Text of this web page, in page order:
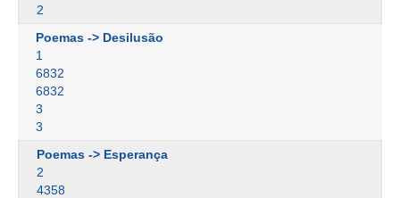
2
Poemas -> Desilusão
1
6832
6832
3
3
Poemas -> Esperança
2
4358